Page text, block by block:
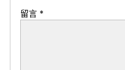
留言 *